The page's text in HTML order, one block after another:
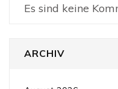
Es sind keine
ARCHIV